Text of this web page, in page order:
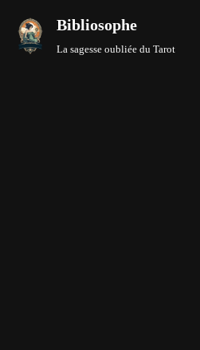
Aller
Bibliosophe
La sagesse oubliée du Tarot